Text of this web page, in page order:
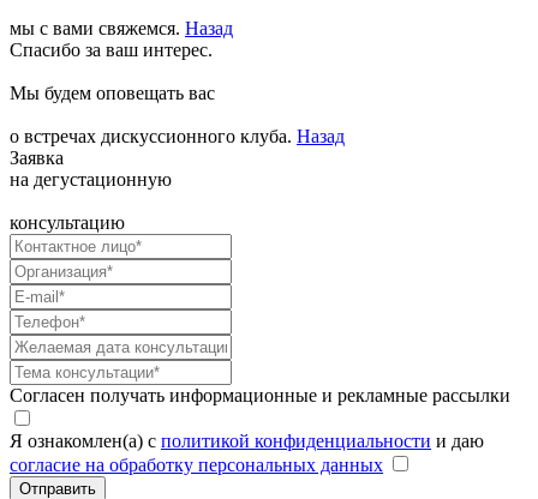
мы с вами свяжемся. Назад
Спасибо за ваш интерес.
Мы будем оповещать вас
о встречах дискуссионного клуба. Назад
Заявка
на дегустационную
консультацию
Согласен получать информационные и рекламные рассылки
Я ознакомлен(а) с политикой конфиденциальности и даю
согласие на обработку персональных данных
Отправить